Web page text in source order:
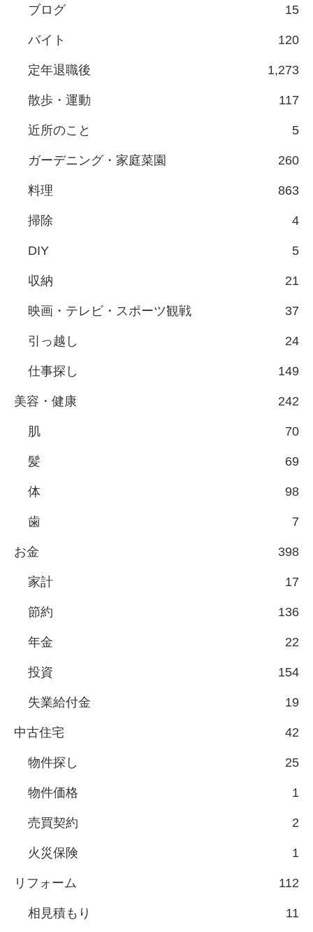
ブログ 15
バイト 120
定年退職後 1,273
散歩・運動 117
近所のこと 5
ガーデニング・家庭菜園 260
料理 863
掃除 4
DIY 5
収納 21
映画・テレビ・スポーツ観戦 37
引っ越し 24
仕事探し 149
美容・健康 242
肌 70
髪 69
体 98
歯 7
お金 398
家計 17
節約 136
年金 22
投資 154
失業給付金 19
中古住宅 42
物件探し 25
物件価格 1
売買契約 2
火災保険 1
リフォーム 112
相見積もり 11